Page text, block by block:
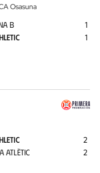
Osasuna
B
1
1
ATLÈTIC
2
2